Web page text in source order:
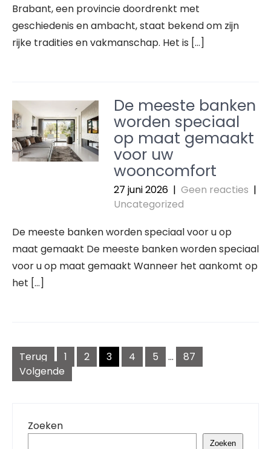
Brabant, een provincie doordrenkt met
geschiedenis en ambacht, staat bekend om zijn
rijke tradities en vakmanschap. Het is […]
De meeste banken
worden speciaal
op maat gemaakt
voor uw
wooncomfort
27 juni 2026 | Geen reacties |
Uncategorized
De meeste banken worden speciaal voor u op
maat gemaakt De meeste banken worden speciaal
voor u op maat gemaakt Wanneer het aankomt op
het […]
Berichtnavigatie
Terug 1 2 3 4 5 …
87
Volgende
Zoeken
Zoeken